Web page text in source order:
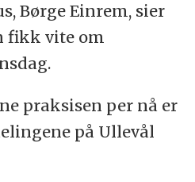
Børge Einrem, sier
fikk vite om
praksisen per nå er
på Ullevål